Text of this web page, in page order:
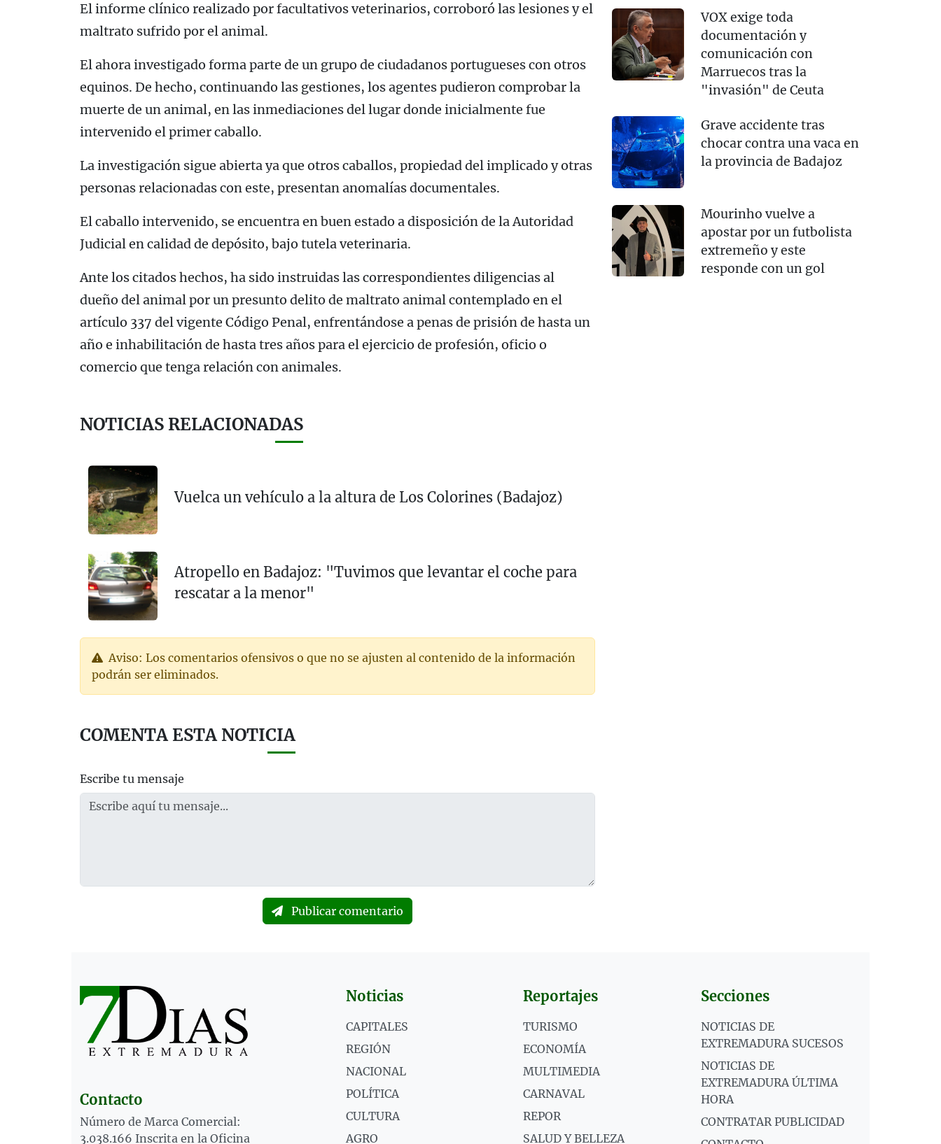
El informe clínico realizado por facultativos veterinarios, corroboró las lesiones y el
maltrato sufrido por el animal.
El ahora investigado forma parte de un grupo de ciudadanos portugueses con otros
equinos. De hecho, continuando las gestiones, los agentes pudieron comprobar la
muerte de un animal, en las inmediaciones del lugar donde inicialmente fue
intervenido el primer caballo.
La investigación sigue abierta ya que otros caballos, propiedad del implicado y otras
personas relacionadas con este, presentan anomalías documentales.
El caballo intervenido, se encuentra en buen estado a disposición de la Autoridad
Judicial en calidad de depósito, bajo tutela veterinaria.
Ante los citados hechos, ha sido instruidas las correspondientes diligencias al
dueño del animal por un presunto delito de maltrato animal contemplado en el
artículo 337 del vigente Código Penal, enfrentándose a penas de prisión de hasta un
año e inhabilitación de hasta tres años para el ejercicio de profesión, oficio o
comercio que tenga relación con animales.
NOTICIAS RELACIONADAS
Vuelca un vehículo a la altura de Los Colorines (Badajoz)
Atropello en Badajoz: "Tuvimos que levantar el coche para
rescatar a la menor"
Aviso: Los comentarios ofensivos o que no se ajusten al contenido de la información
podrán ser eliminados.
COMENTA ESTA NOTICIA
Escribe tu mensaje
Publicar comentario
VOX exige toda
documentación y
comunicación con
Marruecos tras la
"invasión" de Ceuta
Grave accidente tras
chocar contra una vaca en
la provincia de Badajoz
Mourinho vuelve a
apostar por un futbolista
extremeño y este
responde con un gol
Contacto
Número de Marca Comercial:
3.038.166 Inscrita en la Oficina
Noticias
CAPITALES
REGIÓN
NACIONAL
POLÍTICA
CULTURA
AGRO
Reportajes
TURISMO
ECONOMÍA
MULTIMEDIA
CARNAVAL
REPOR
SALUD Y BELLEZA
Secciones
NOTICIAS DE
EXTREMADURA SUCESOS
NOTICIAS DE
EXTREMADURA ÚLTIMA
HORA
CONTRATAR PUBLICIDAD